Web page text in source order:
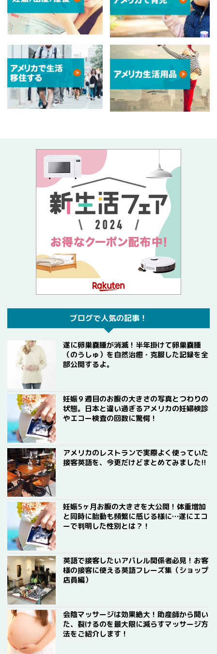
ブログで人気の記事！
遂に卵巣嚢腫が消滅！半年掛けて卵巣嚢腫
（のうしゅ）を自然治癒・克服した記録を全
部公開するよ。
妊娠９週目のお腹の大きさの写真とつわりの
状態。日本と違い過ぎるアメリカの妊婦検診
やエコー検査の回数に驚愕！
アメリカのレストランで実際よく使っていた
接客英語を、今更だけどまとめてみました!!
妊娠5ヶ月お腹の大きさを大公開！体重増加
と同時に胎動も頻繁に感じる様に…遂にエコ
ーで判明した性別とは？！
英語で接客したいアパレル関係者必見！お客
様の接客に使える英語フレーズ集（ショップ
店員編）
会陰マッサージは効果絶大！助産師から聞い
た、裂けるのを最大限に減らすマッサージ方
法をご紹介します！